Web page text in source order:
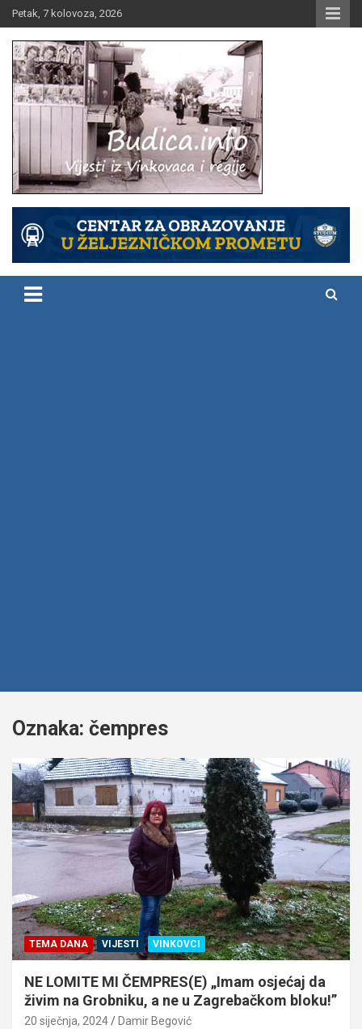
Skip
to
content
Petak, 7 kolovoza, 2026
Budica.info
Oznaka: čempres
TEMA DANA VIJESTI VINKOVCI
NE LOMITE MI ČEMPRES(E) „Imam osjećaj da
živim na Grobniku, a ne u Zagrebačkom bloku!”
20 siječnja, 2024 Damir Begović